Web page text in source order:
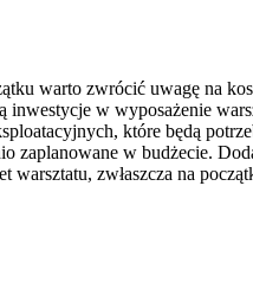
warto zwrócić uwagę na
w wyposażenie
które będą
w budżecie.
zwłaszcza na